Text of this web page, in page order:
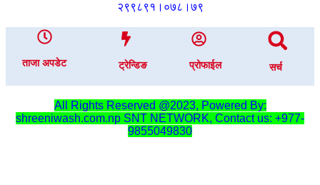
२९९८९१।०७८।७९
ताजा अपडेट ट्रेन्डिङ प्रोफाईल सर्च
All Rights Reserved @2023, Powered By:
shreeniwash.com.np SNT NETWORK, Contact us: +977-
9855049830